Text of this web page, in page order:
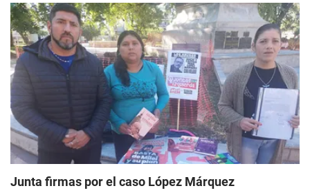
Junta firmas por el caso López Márquez